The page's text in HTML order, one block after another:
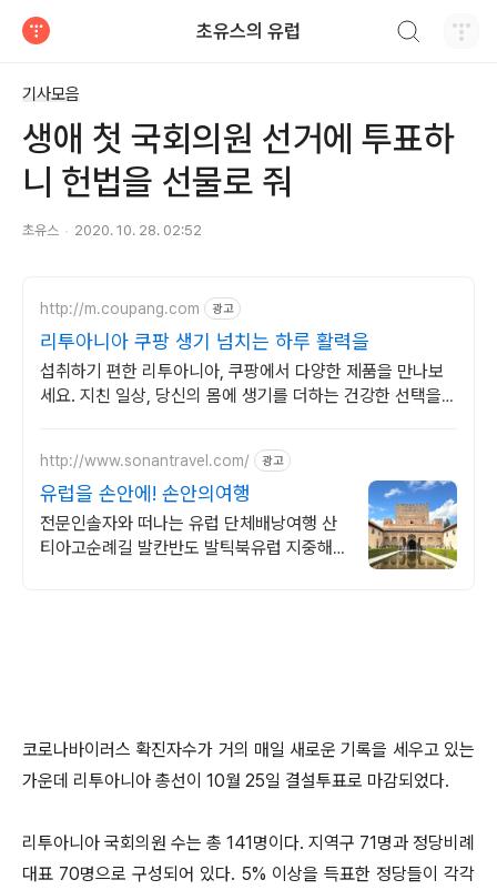
초유스의 유럽
기사모음
생애 첫 국회의원 선거에 투표하
니 헌법을 선물로 줘
초유스 2020. 10. 28. 02:52
http://m.coupang.com 광고
리투아니아 쿠팡 생기 넘치는 하루 활력을
섭취하기 편한 리투아니아, 쿠팡에서 다양한 제품을 만나보
세요. 지친 일상, 당신의 몸에 생기를 더하는 건강한 선택을
http://www.sonantravel.com/ 광고
유럽을 손안에! 손안의여행
전문인솔자와 떠나는 유럽 단체배낭여행 산
티아고순례길 발칸반도 발틱북유럽 지중해
코로나바이러스 확진자수가 거의 매일 새로운 기록을 세우고 있는
가운데 리투아니아 총선이 10월 25일 결설투표로 마감되었다.
리투아니아 국회의원 수는 총 141명이다. 지역구 71명과 정당비례
대표 70명으로 구성되어 있다. 5% 이상을 득표한 정당들이 각각